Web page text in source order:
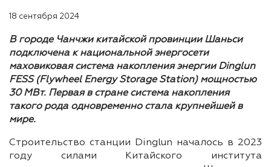
18 сентября 2024
В городе Чанчжи китайской провинции Шаньси
подключена к национальной энергосети
маховиковая система накопления энергии Dinglun
FESS (Flywheel Energy Storage Station) мощностью
30 МВт. Первая в стране система накопления
такого рода одновременно стала крупнейшей в
мире.
Строительство станции Dinglun началось в 2023
году силами Китайского института